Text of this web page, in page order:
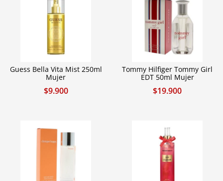
Guess Bella Vita Mist 250ml
Mujer
$9.900
Tommy Hilfiger Tommy Girl
EDT 50ml Mujer
$19.900